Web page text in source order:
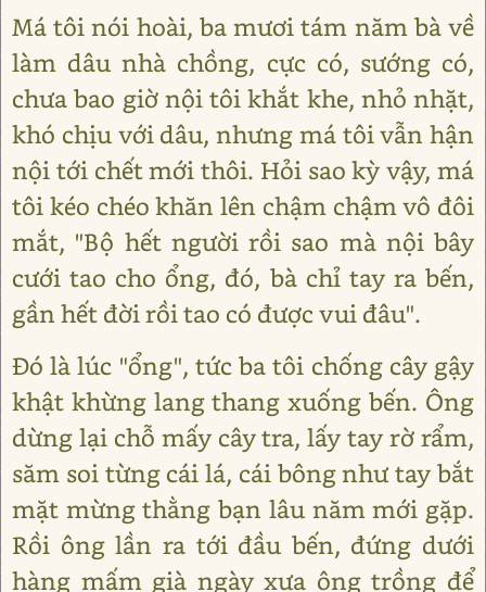
Má tôi nói hoài, ba mươi tám năm bà về
làm dâu nhà chồng, cực có, sướng có,
chưa bao giờ nội tôi khắt khe, nhỏ nhặt,
khó chịu với dâu, nhưng má tôi vẫn hận
nội tới chết mới thôi. Hỏi sao kỳ vậy, má
tôi kéo chéo khăn lên chậm chậm vô đôi
mắt, "Bộ hết người rồi sao mà nội bây
cưới tao cho ổng, đó, bà chỉ tay ra bến,
gần hết đời rồi tao có được vui đâu".
Đó là lúc "ổng", tức ba tôi chống cây gậy
khật khừng lang thang xuống bến. Ông
dừng lại chỗ mấy cây tra, lấy tay rờ rẩm,
săm soi từng cái lá, cái bông như tay bắt
mặt mừng thằng bạn lâu năm mới gặp.
Rồi ông lần ra tới đầu bến, đứng dưới
hàng mấm già ngày xưa ông trồng để